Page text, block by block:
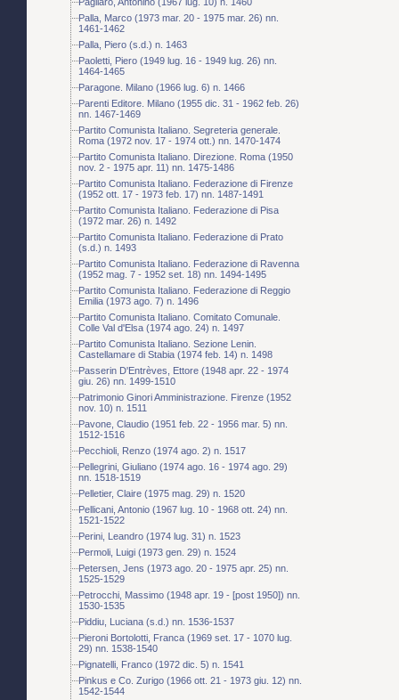
Palla, Marco (1973 mar. 20 - 1975 mar. 26) nn.
1461-1462
Palla, Piero (s.d.) n. 1463
Paoletti, Piero (1949 lug. 16 - 1949 lug. 26) nn.
1464-1465
Paragone. Milano (1966 lug. 6) n. 1466
Parenti Editore. Milano (1955 dic. 31 - 1962 feb. 26)
nn. 1467-1469
Partito Comunista Italiano. Segreteria generale.
Roma (1972 nov. 17 - 1974 ott.) nn. 1470-1474
Partito Comunista Italiano. Direzione. Roma (1950
nov. 2 - 1975 apr. 11) nn. 1475-1486
Partito Comunista Italiano. Federazione di Firenze
(1952 ott. 17 - 1973 feb. 17) nn. 1487-1491
Partito Comunista Italiano. Federazione di Pisa
(1972 mar. 26) n. 1492
Partito Comunista Italiano. Federazione di Prato
(s.d.) n. 1493
Partito Comunista Italiano. Federazione di Ravenna
(1952 mag. 7 - 1952 set. 18) nn. 1494-1495
Partito Comunista Italiano. Federazione di Reggio
Emilia (1973 ago. 7) n. 1496
Partito Comunista Italiano. Comitato Comunale.
Colle Val d'Elsa (1974 ago. 24) n. 1497
Partito Comunista Italiano. Sezione Lenin.
Castellamare di Stabia (1974 feb. 14) n. 1498
Passerin D'Entrèves, Ettore (1948 apr. 22 - 1974
giu. 26) nn. 1499-1510
Patrimonio Ginori Amministrazione. Firenze (1952
nov. 10) n. 1511
Pavone, Claudio (1951 feb. 22 - 1956 mar. 5) nn.
1512-1516
Pecchioli, Renzo (1974 ago. 2) n. 1517
Pellegrini, Giuliano (1974 ago. 16 - 1974 ago. 29)
nn. 1518-1519
Pelletier, Claire (1975 mag. 29) n. 1520
Pellicani, Antonio (1967 lug. 10 - 1968 ott. 24) nn.
1521-1522
Perini, Leandro (1974 lug. 31) n. 1523
Permoli, Luigi (1973 gen. 29) n. 1524
Petersen, Jens (1973 ago. 20 - 1975 apr. 25) nn.
1525-1529
Petrocchi, Massimo (1948 apr. 19 - [post 1950]) nn.
1530-1535
Piddiu, Luciana (s.d.) nn. 1536-1537
Pieroni Bortolotti, Franca (1969 set. 17 - 1070 lug.
29) nn. 1538-1540
Pignatelli, Franco (1972 dic. 5) n. 1541
Pinkus e Co. Zurigo (1966 ott. 21 - 1973 giu. 12) nn.
1542-1544